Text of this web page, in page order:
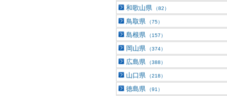
和歌山県 （82）
鳥取県 （75）
島根県 （157）
岡山県 （374）
広島県 （388）
山口県 （218）
徳島県 （91）